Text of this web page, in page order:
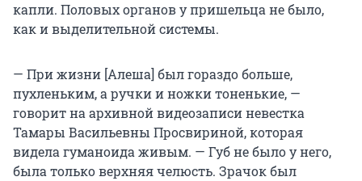
капли. Половых органов у пришельца не было,
как и выделительной системы.
— При жизни [Алеша] был гораздо больше,
пухленьким, а ручки и ножки тоненькие, —
говорит на архивной видеозаписи невестка
Тамары Васильевны Просвириной, которая
видела гуманоида живым. — Губ не было у него,
была только верхняя челюсть. Зрачок был